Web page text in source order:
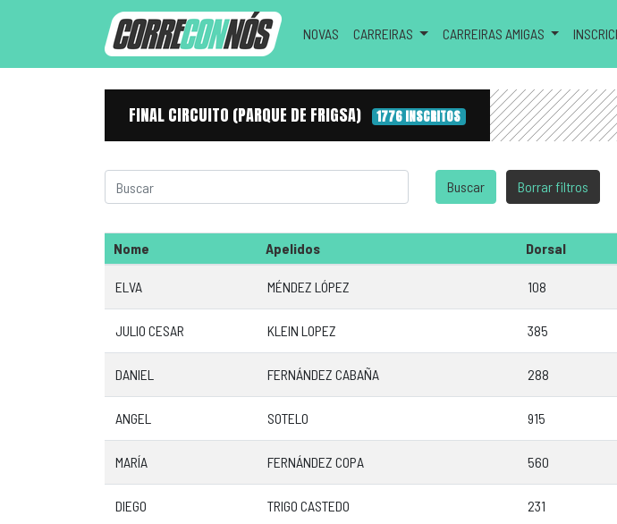
NOVAS CARREIRAS CARREIRAS AMIGAS
FINAL CIRCUITO (PARQUE DE FRIGSA) 1776 INSCRITOS
Nome Apelidos Dorsal
ELVA MÉNDEZ LÓPEZ 108
JULIO CESAR KLEIN LOPEZ 385
DANIEL FERNÁNDEZ CABAÑA 288
ANGEL SOTELO 915
MARÍA FERNÁNDEZ COPA 560
DIEGO TRIGO CASTEDO 231